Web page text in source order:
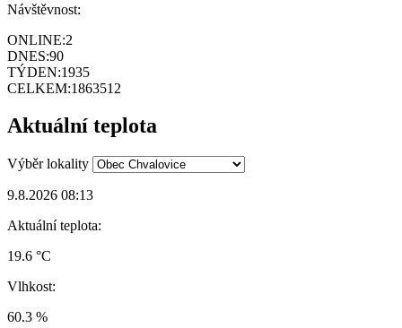
Návštěvnost:
ONLINE:2
DNES:90
TÝDEN:1935
CELKEM:1863512
Aktuální teplota
Výběr lokality
9.8.2026 08:13
Aktuální teplota:
19.6 °C
Vlhkost:
60.3 %